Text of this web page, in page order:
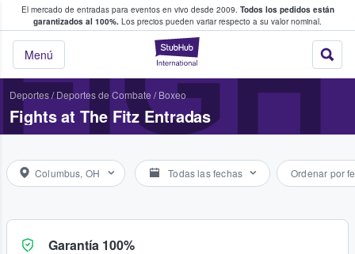
El mercado de entradas para eventos en vivo desde 2009. Todos los pedidos están
garantizados al 100%. Los precios pueden variar respecto a su valor nominal.
StubHub:
Menú
y venta de entradas entre fans
Deportes/ Deportes de Combate / Boxeo
Fights at The Fitz Entradas
Columbus, OH Todas las fechas Ordenar por
Garantía 100%